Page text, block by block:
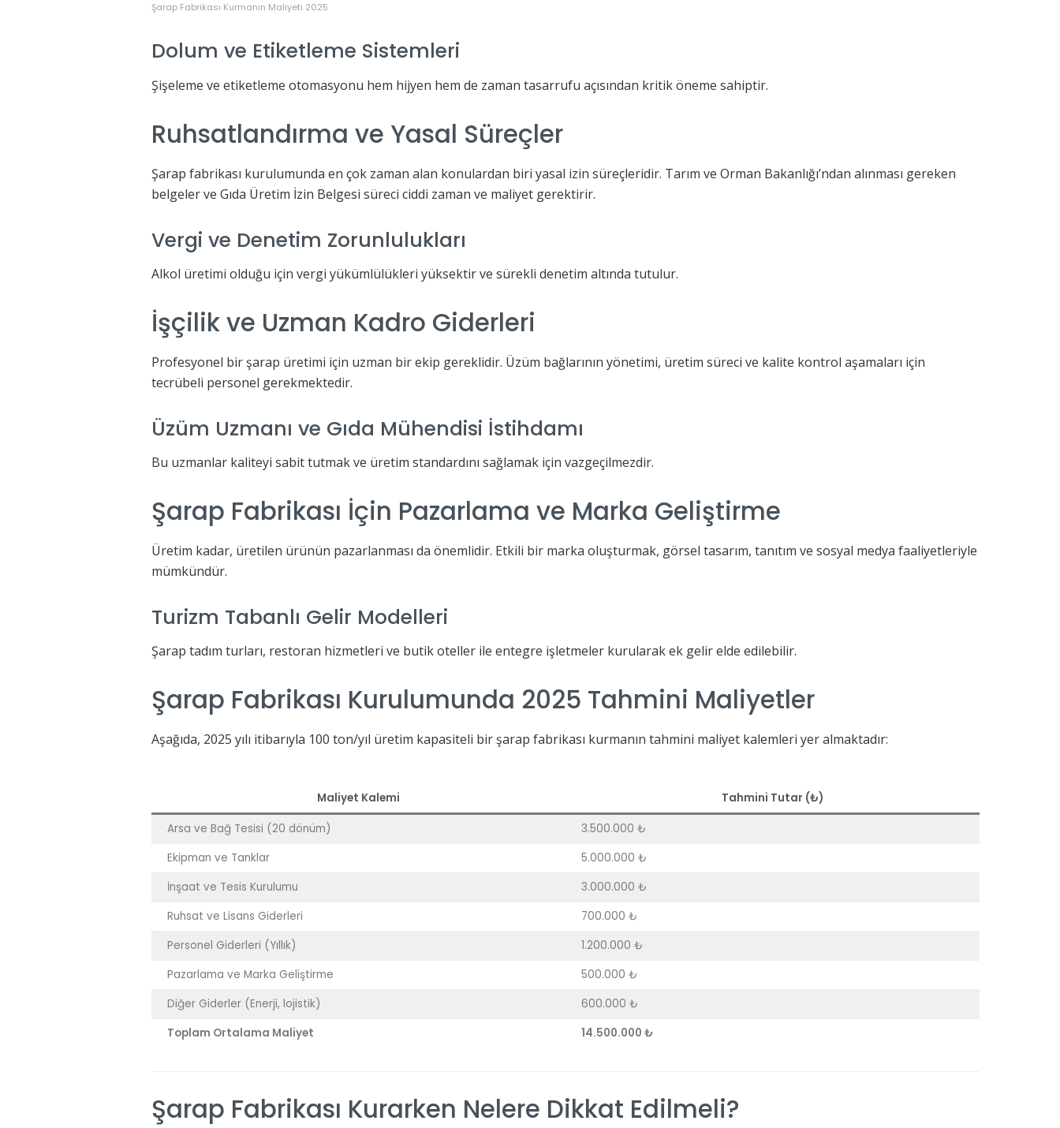
Şarap Fabrikası Kurmanın Maliyeti 2025
Dolum ve Etiketleme Sistemleri
Şişeleme ve etiketleme otomasyonu hem hijyen hem de zaman tasarrufu açısından kritik öneme sahiptir.
Ruhsatlandırma ve Yasal Süreçler
Şarap fabrikası kurulumunda en çok zaman alan konulardan biri yasal izin süreçleridir. Tarım ve Orman Bakanlığı’ndan alınması gereken
belgeler ve Gıda Üretim İzin Belgesi süreci ciddi zaman ve maliyet gerektirir.
Vergi ve Denetim Zorunlulukları
Alkol üretimi olduğu için vergi yükümlülükleri yüksektir ve sürekli denetim altında tutulur.
İşçilik ve Uzman Kadro Giderleri
Profesyonel bir şarap üretimi için uzman bir ekip gereklidir. Üzüm bağlarının yönetimi, üretim süreci ve kalite kontrol aşamaları için
tecrübeli personel gerekmektedir.
Üzüm Uzmanı ve Gıda Mühendisi İstihdamı
Bu uzmanlar kaliteyi sabit tutmak ve üretim standardını sağlamak için vazgeçilmezdir.
Şarap Fabrikası İçin Pazarlama ve Marka Geliştirme
Üretim kadar, üretilen ürünün pazarlanması da önemlidir. Etkili bir marka oluşturmak, görsel tasarım, tanıtım ve sosyal medya faaliyetleriyle
mümkündür.
Turizm Tabanlı Gelir Modelleri
Şarap tadım turları, restoran hizmetleri ve butik oteller ile entegre işletmeler kurularak ek gelir elde edilebilir.
Şarap Fabrikası Kurulumunda 2025 Tahmini Maliyetler
Aşağıda, 2025 yılı itibarıyla 100 ton/yıl üretim kapasiteli bir şarap fabrikası kurmanın tahmini maliyet kalemleri yer almaktadır:
Maliyet Kalemi Tahmini Tutar (₺)
Arsa ve Bağ Tesisi (20 dönüm)
3.500.000 ₺
Ekipman ve Tanklar
5.000.000 ₺
İnşaat ve Tesis Kurulumu
3.000.000 ₺
Ruhsat ve Lisans Giderleri
700.000 ₺
Personel Giderleri (Yıllık)
1.200.000 ₺
Pazarlama ve Marka Geliştirme
500.000 ₺
Diğer Giderler (Enerji, lojistik)
600.000 ₺
Toplam Ortalama Maliyet
14.500.000 ₺
Şarap Fabrikası Kurarken Nelere Dikkat Edilmeli?